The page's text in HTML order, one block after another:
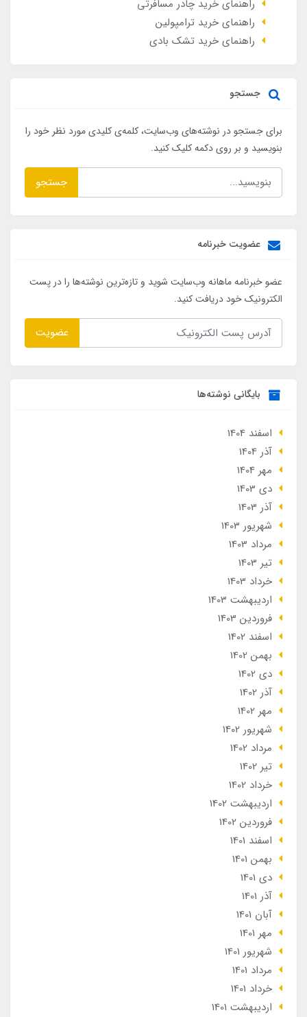
راهنمای خرید چادر مسافرتی
راهنمای خرید ترامپولین
راهنمای خرید تشک بادی
جستجو
برای جستجو در نوشته‌های وب‌سایت، کلمه‌ی کلیدی مورد نظر خود را
بنویسید و بر روی دکمه کلیک کنید.
جستجو
عضویت خبرنامه
عضو خبرنامه ماهانه وب‌سایت شوید و تازه‌ترین نوشته‌ها را در پست
الکترونیک خود دریافت کنید.
عضویت
بایگانی نوشته‌ها
اسفند 1404
آذر 1404
مهر 1404
دی 1403
آذر 1403
شهریور 1403
مرداد 1403
تير 1403
خرداد 1403
ارديبهشت 1403
فروردین 1403
اسفند 1402
بهمن 1402
دی 1402
آذر 1402
مهر 1402
شهریور 1402
مرداد 1402
تير 1402
خرداد 1402
ارديبهشت 1402
فروردین 1402
اسفند 1401
بهمن 1401
دی 1401
آذر 1401
آبان 1401
مهر 1401
شهریور 1401
مرداد 1401
خرداد 1401
ارديبهشت 1401